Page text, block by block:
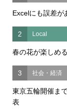
Excelにも誤差が
2 Local
春の花が楽しめ
3 社会・経済
東京五輪開催ま
表